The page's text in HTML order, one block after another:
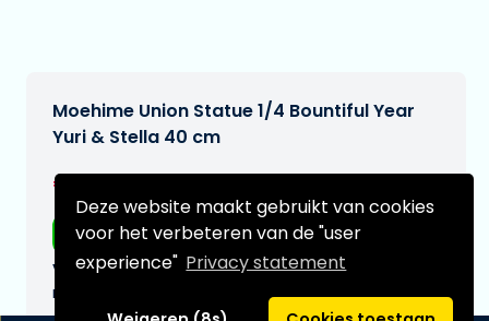
Deze website maakt gebruikt van cookies
voor het verbeteren van de "user
experience" Privacy statement
Moehime Union Statue 1/4 Bountiful Year
Yuri & Stella 40 cm
€799,00
Gratis verzending
Verwachtte leverdatum:
n.v.t.